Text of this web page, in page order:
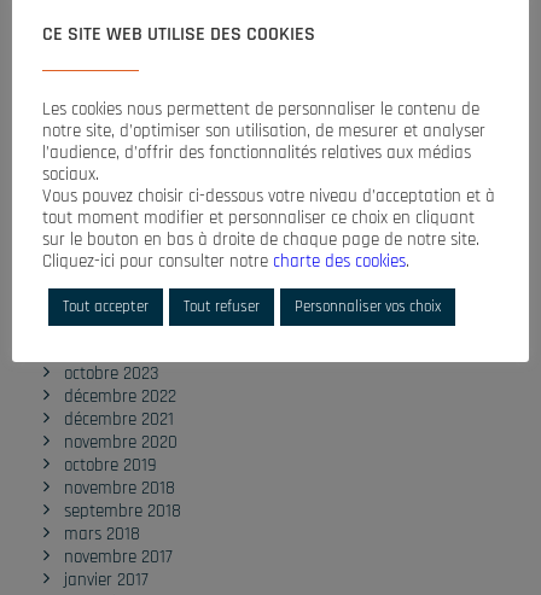
ARCHIVES
octobre 2025
octobre 2023
décembre 2022
décembre 2021
novembre 2020
octobre 2019
novembre 2018
septembre 2018
mars 2018
novembre 2017
janvier 2017
CE SITE WEB UTILISE DES COOKIES
Les cookies nous permettent de personnaliser le contenu de
notre site, d’optimiser son utilisation, de mesurer et analyser
l’audience, d’offrir des fonctionnalités relatives aux médias
sociaux.
Vous pouvez choisir ci-dessous votre niveau d’acceptation et à
tout moment modifier et personnaliser ce choix en cliquant
sur le bouton en bas à droite de chaque page de notre site.
Cliquez-ici pour consulter notre charte des cookies.
Tout accepter Tout refuser Personnaliser vos choix